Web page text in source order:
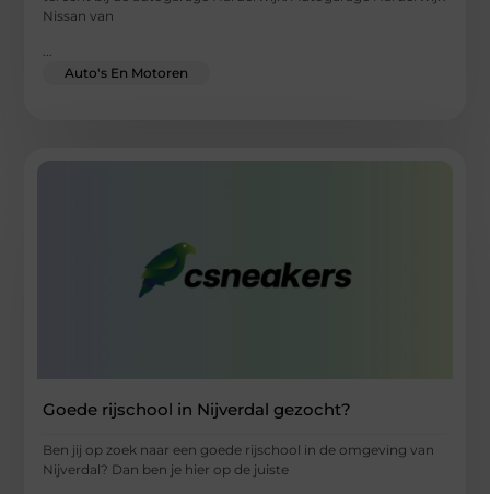
Nissan van
...
Auto's En Motoren
Goede rijschool in Nijverdal gezocht?
Ben jij op zoek naar een goede rijschool in de omgeving van
Nijverdal? Dan ben je hier op de juiste